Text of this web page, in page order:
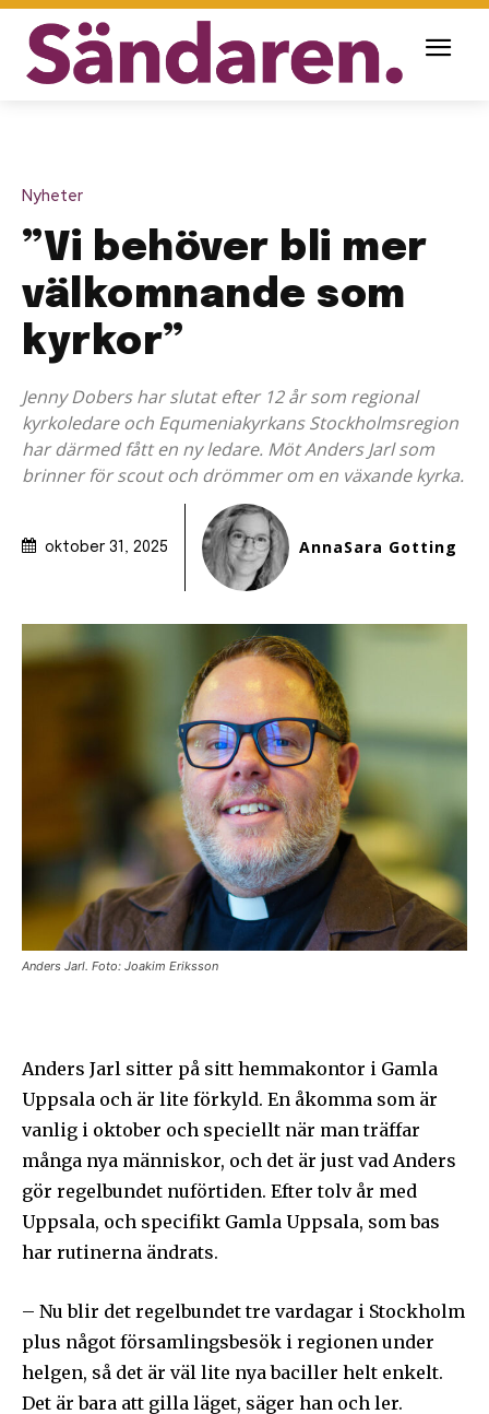
Nyheter
”Vi behöver bli mer
välkomnande som
kyrkor”
Jenny Dobers har slutat efter 12 år som regional
kyrkoledare och Equmeniakyrkans Stockholmsregion
har därmed fått en ny ledare. Möt Anders Jarl som
brinner för scout och drömmer om en växande kyrka.
oktober 31, 2025 AnnaSara Gotting
Anders Jarl. Foto: Joakim Eriksson
Anders Jarl sitter på sitt hemmakontor i Gamla
Uppsala och är lite förkyld. En åkomma som är
vanlig i oktober och speciellt när man träffar
många nya människor, och det är just vad Anders
gör regelbundet nuförtiden. Efter tolv år med
Uppsala, och specifikt Gamla Uppsala, som bas
har rutinerna ändrats.
– Nu blir det regelbundet tre vardagar i Stockholm
plus något församlingsbesök i regionen under
helgen, så det är väl lite nya baciller helt enkelt.
Det är bara att gilla läget, säger han och ler.